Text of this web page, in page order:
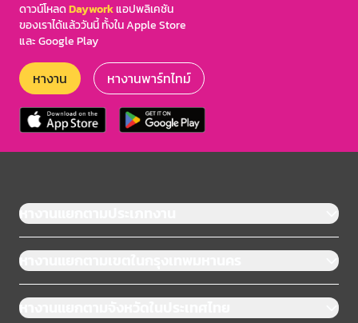
ดาวน์โหลดDayworkแอปพลิเคชัน
ของเราได้แล้ววันนี้ ทั้งใน Apple Store
และ Google Play
หางาน หางานพาร์ทไทม์
หางานแยกตามประเภทงาน
หางานแยกตามเขตในกรุงเทพมหานคร
หางานแยกตามจังหวัดในประเทศไทย